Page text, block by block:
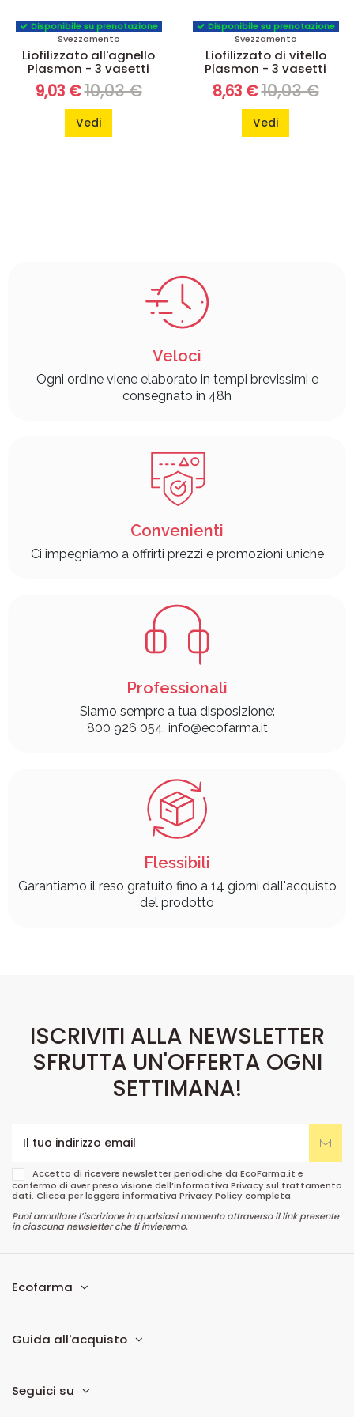
Disponibile su prenotazione
Svezzamento
Liofilizzato all'agnello
Plasmon - 3 vasetti
9,03 €10,03 €
Vedi
Disponibile su prenotazione
Svezzamento
Liofilizzato di vitello
Plasmon - 3 vasetti
8,63 €10,03 €
Vedi
Veloci
Ogni ordine viene elaborato in tempi brevissimi e
consegnato in 48h
Convenienti
Ci impegniamo a offrirti prezzi e promozioni uniche
Professionali
Siamo sempre a tua disposizione:
800 926 054, info@ecofarma.it
Flessibili
Garantiamo il reso gratuito fino a 14 giorni dall'acquisto
del prodotto
ISCRIVITI ALLA NEWSLETTER
SFRUTTA UN'OFFERTA OGNI
SETTIMANA!
Accetto di ricevere newsletter periodiche da EcoFarma.it e
confermo di aver preso visione dell’informativa Privacy sul trattamento
dati. Clicca per leggere informativa Privacy Policycompleta.
Puoi annullare l’iscrizione in qualsiasi momento attraverso il link presente
in ciascuna newsletter che ti invieremo.
Ecofarma
Guida all'acquisto
Seguici su